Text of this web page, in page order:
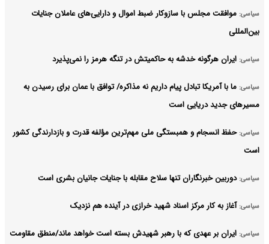
سیاسی: موافقت مجلس با سازوکار ضبط اموال و دارایی‌های عاملان جنایات
بین‌المللی
سیاسی: ایران هرگونه خدشه به حاکمیتش در تنگه هرمز را نمی‌پذیرد
سیاسی: ما با آمریکا تبادل پیام داریم نه مذاکره/ توافق با عمان برای رسیدن به
مسیرهای جدید دریایی است
سیاسی: حفظ انسجام و همبستگی ملی مهم‌ترین مؤلفه قدرت و بازدارندگی کشور
است
سیاسی: دوربین خبرنگاران تنها سلاح مقابله با جنایات جانیان بشری است
سیاسی: آغاز به کار مرکز اسناد شهید خرازی در آینده هم نزدیک
سیاسی: ایران بر عهدی که با رهبر شهیدش بسته است خواهد ماند/منطق مقاومت